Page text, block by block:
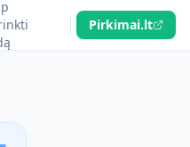
Pirkimai.lt